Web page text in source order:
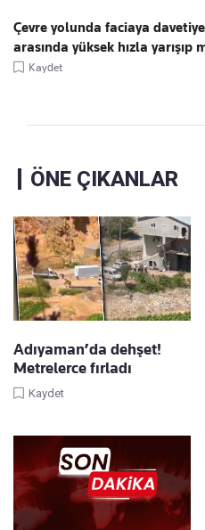
Çevre yolunda faciaya
arasında yüksek hızla yarışıp
Kaydet
ÖNE ÇIKANLAR
Adıyaman’da dehşet!
Metrelerce fırladı
Kaydet